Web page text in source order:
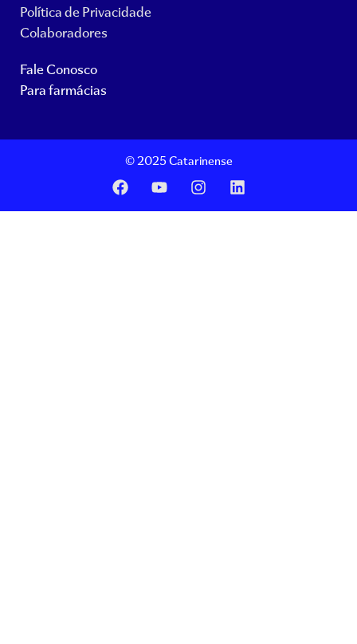
Política de Privacidade
Colaboradores
Fale Conosco
Para farmácias
© 2025 Catarinense
F
a
c
Y
o
u
I
n
s
L
i
n